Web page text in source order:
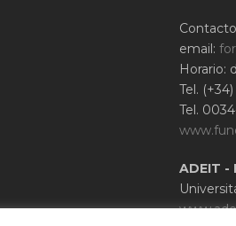
email:
Horario:
Tel.
Tel.
ADEIT